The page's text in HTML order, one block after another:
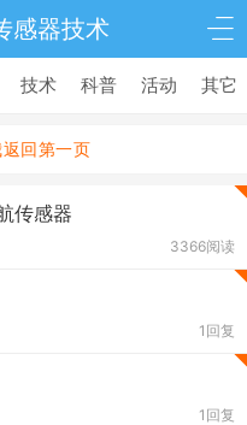
感器技术
技术 科普 活动 其它
回第一页
传感器
3366阅读
1回复
1回复